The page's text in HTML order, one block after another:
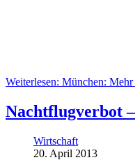
Weiterlesen: München:
Nachtflugverbot
Wirtschaft
20. April 2013